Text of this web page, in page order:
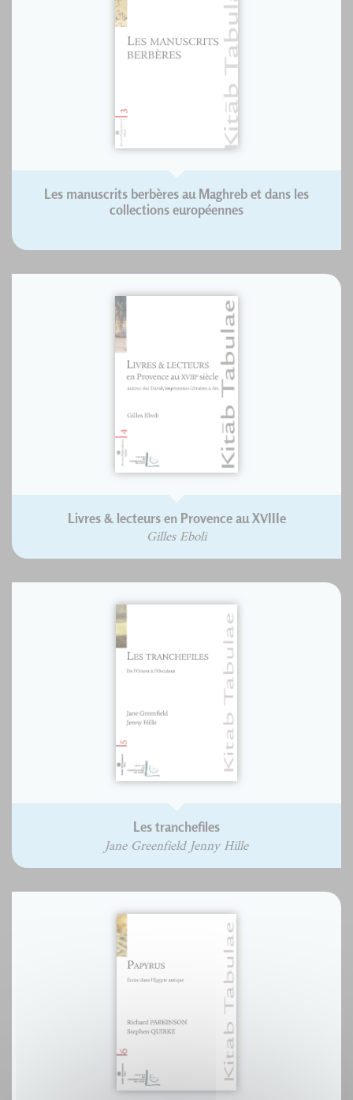
Les manuscrits berbères au Maghreb et dans les
collections européennes
Livres & lecteurs en Provence au XVIIIe
Gilles Eboli
Les tranchefiles
Jane Greenfield Jenny Hille